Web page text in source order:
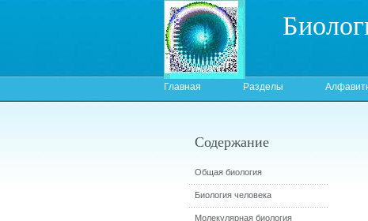
Главная Разделы
Содержание
Общая биология
Биология человека
Молекулярная биология